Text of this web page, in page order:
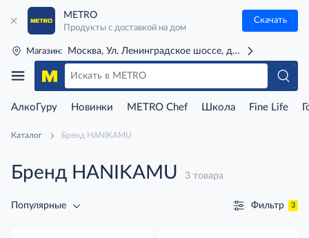
METRO
Продукты с доставкой на дом
Скачать
Магазин: Москва, Ул. Ленинградское шоссе, д. 71Г (м. Речной
АлкоГуру Новинки METRO Chef Школа Fine Life
Каталог Бренд HANIKAMU
Бренд HANIKAMU 3 товара
Популярные Фильтр 3